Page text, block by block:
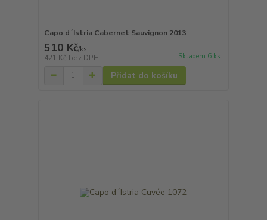
Capo d´Istria Cabernet Sauvignon 2013
510 Kč/ks
421 Kč bez DPH Skladem 6 ks
Přidat do košíku